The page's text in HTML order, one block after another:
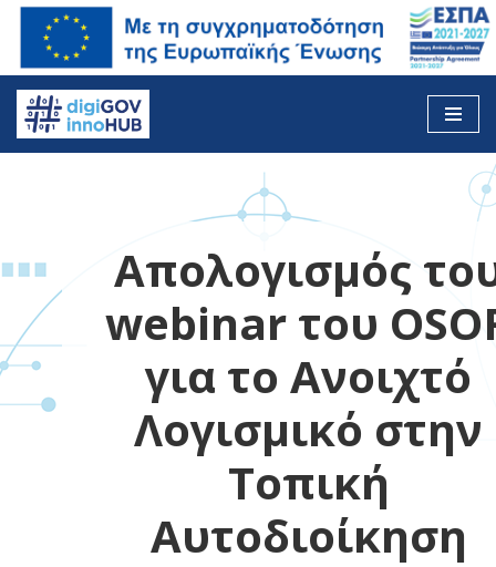
to
content
Απολογισμός
webinar του
για το Ανοιχτό
Λογισμικό στην
Τοπική
Αυτοδιοίκηση